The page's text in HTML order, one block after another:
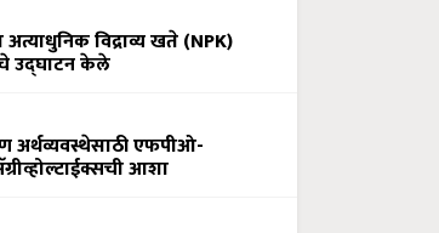
अत्याधुनिक विद्राव्य खते (NPK)
उद्घाटन केले
अर्थव्यवस्थेसाठी एफपीओ-
आशा